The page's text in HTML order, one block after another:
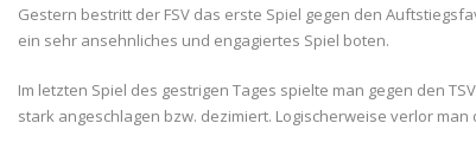
Gestern bestritt der FSV das erste Spiel gegen den
ein sehr ansehnliches und engagiertes Spiel boten.
Im letzten Spiel des gestrigen Tages spielte man gegen den
stark angeschlagen bzw. dezimiert. Logischerweise verlor man